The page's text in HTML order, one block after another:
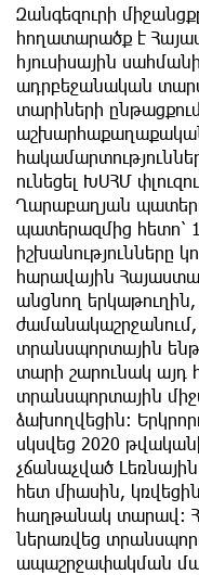
Զանգեզուրի
հողատարածք է
հյուսիսային
ադրբեջանական
տարիների
ունեցել ԽՍՀՄ
Ղարաբաղյան
պատերազմից հետո՝
իշխանությունները
հարավային
անցնող երկաթուղին,
ժամանակաշրջանում,
տրանսպորտային
տարի շարունակ այդ
տրանսպորտային
ձախողվեցին։
սկսվեց 2020
չճանաչված
հետ միասին,
հաղթանակ տարավ։
ներառվեց
ապաշրջափակման